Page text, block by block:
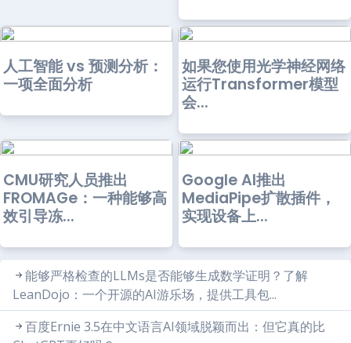
人工智能 vs 预测分析：
一项全面分析
如果您使用光学神经网络
运行Transformer模型
会...
CMU研究人员推出
FROMAGe：一种能够高
效引导冻...
Google AI推出
MediaPipe扩散插件，
实现设备上...
能够严格检查的LLMs是否能够生成数学证明？了解
LeanDojo：一个开源的AI游乐场，提供工具包...
百度Ernie 3.5在中文语言AI领域脱颖而出：但它真的比